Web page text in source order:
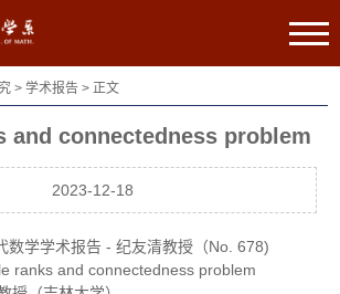
>学术报告 > 正文
and connectedness problem
2023-12-18
数学学术报告 - 纪友清教授（No. 678)
ranks and connectedness problem